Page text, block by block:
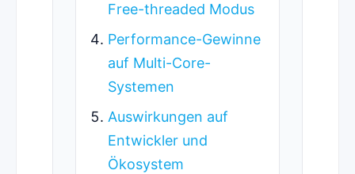
Free-threaded Modus
Performance-Gewinne
auf Multi-Core-
Systemen
Auswirkungen auf
Entwickler und
Ökosystem